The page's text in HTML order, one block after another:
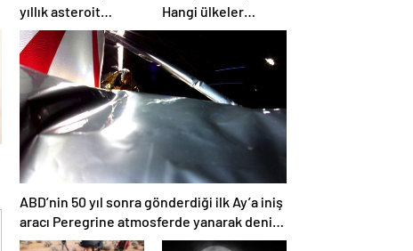
yıllık asteroit
örnekleri Dünya’ya
getirildi; yaşamın
başlangıcına ışık
tutabilir
Hangi ülkeler
yardım ediyor?
ABD’nin 50 yıl sonra gönderdiği ilk Ay’a iniş
aracı Peregrine atmosferde yanarak denize
düştü